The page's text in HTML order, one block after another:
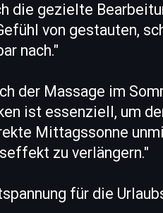
die gezielte
von gestauten,
nach."
der Massage im
ist essenziell, um
Mittagssonne
zu verlängern."
für die